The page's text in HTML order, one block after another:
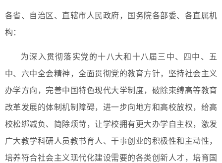
各省、自治区、直辖市人民政府，国务院各部委、各直属机
构：
为深入贯彻落实党的十八大和十八届三中、四中、五
中、六中全会精神，全面贯彻党的教育方针，坚持社会主义
办学方向，完善中国特色现代大学制度，破除束缚高等教育
改革发展的体制机制障碍，进一步向地方和高校放权，给高
校松绑减负、简除烦苛，让学校拥有更大办学自主权，激发
广大教学科研人员教书育人、干事创业的积极性和主动性，
培养符合社会主义现代化建设需要的各类创新人才，培育国